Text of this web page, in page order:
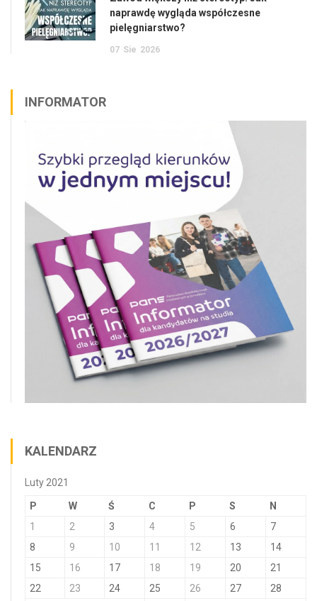
naprawdę wygląda współczesne
pielęgniarstwo?
07 Sie 2026
INFORMATOR
KALENDARZ
Luty 2021
P W Ś C P S N
1 2 3 4 5 6
7
8
9 10 11 12 13
14
15
16 17 18 19 20
21
22
23 24 25 26 27 28